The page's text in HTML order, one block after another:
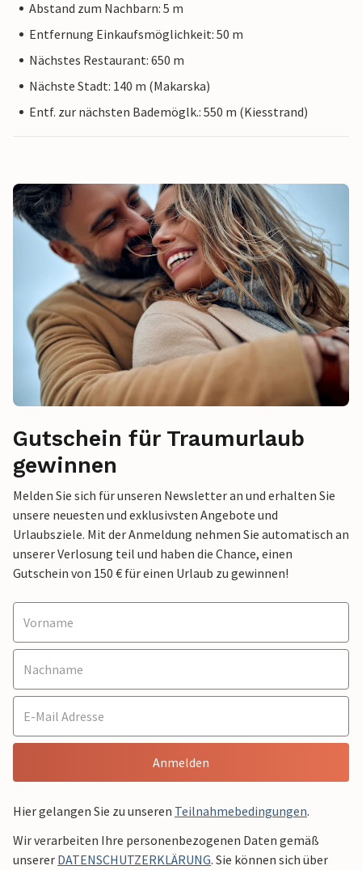
Abstand zum Nachbarn: 5 m
Entfernung Einkaufsmöglichkeit: 50 m
Nächstes Restaurant: 650 m
Nächste Stadt: 140 m (Makarska)
Entf. zur nächsten Bademöglk.: 550 m (Kiesstrand)
Gutschein für Traumurlaub
gewinnen
Melden Sie sich für unseren Newsletter an und erhalten Sie
unsere neuesten und exklusivsten Angebote und
Urlaubsziele. Mit der Anmeldung nehmen Sie automatisch an
unserer Verlosung teil und haben die Chance, einen
Gutschein von 150 € für einen Urlaub zu gewinnen!
Anmelden
Hier gelangen Sie zu unseren Teilnahmebedingungen.
Wir verarbeiten Ihre personenbezogenen Daten gemäß
unserer DATENSCHUTZERKLÄRUNG. Sie können sich über